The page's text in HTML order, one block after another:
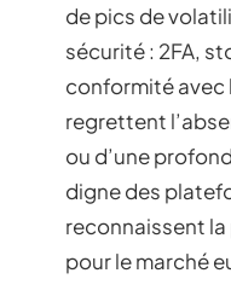
de pics de
sécurité : 2FA,
conformité avec
regrettent
ou d’une
digne des
reconnaissent
pour le marché